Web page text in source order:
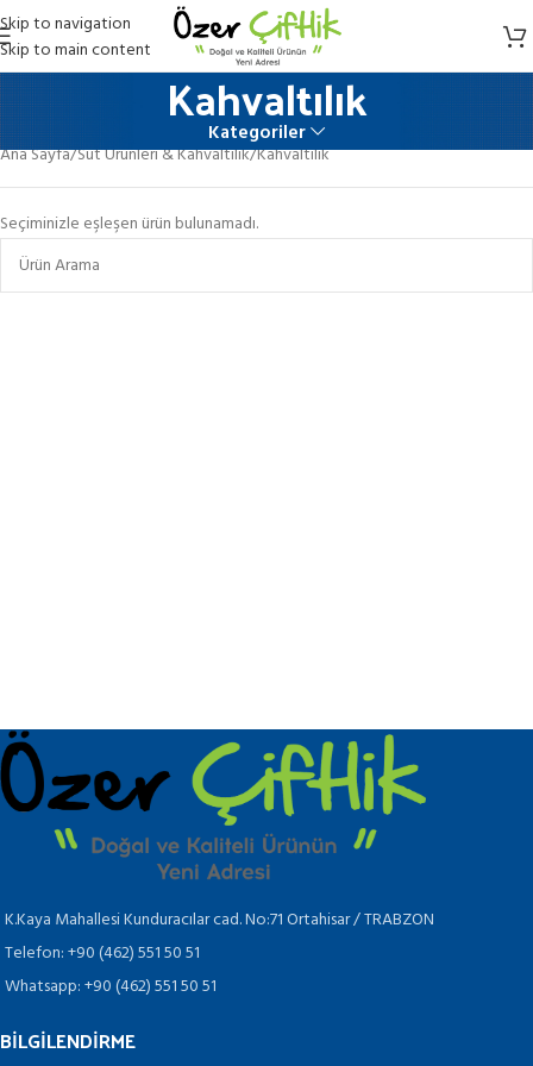
Skip to navigation
Skip to main content
Kahvaltılık
Kategoriler
Ana Sayfa Süt Ürünleri & Kahvaltılık Kahvaltılık
Seçiminizle eşleşen ürün bulunamadı.
K.Kaya Mahallesi Kunduracılar cad. No:71 Ortahisar / TRABZON
Telefon: +90 (462) 551 50 51
Whatsapp: +90 (462) 551 50 51
BILGILENDIRME